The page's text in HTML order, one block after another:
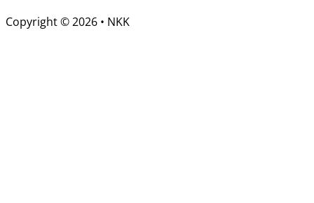
Copyright © 2026 • NKK